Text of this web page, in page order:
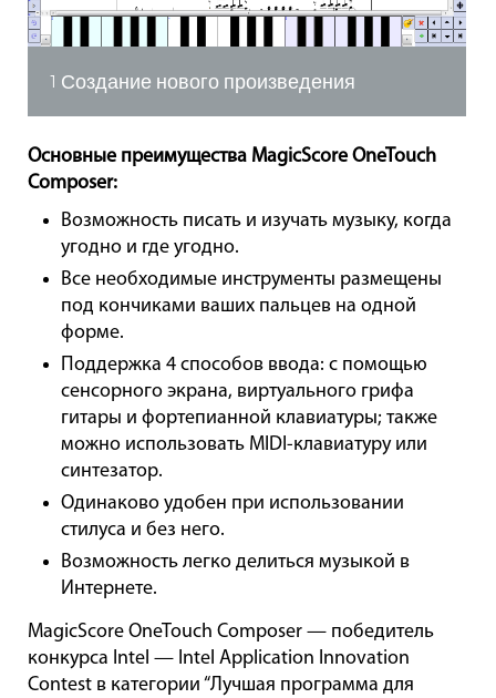
1 Создание нового произведения
Основные преимущества MagicScore OneTouch
Composer:
Возможность писать и изучать музыку, когда
угодно и где угодно.
Все необходимые инструменты размещены
под кончиками ваших пальцев на одной
форме.
Поддержка 4 способов ввода: с помощью
сенсорного экрана, виртуального грифа
гитары и фортепианной клавиатуры; также
можно использовать MIDI-клавиатуру или
синтезатор.
Одинаково удобен при использовании
стилуса и без него.
Возможность легко делиться музыкой в
Интернете.
MagicScore OneTouch Composer — победитель
конкурса Intel — Intel Application Innovation
Contest в категории “Лучшая программа для